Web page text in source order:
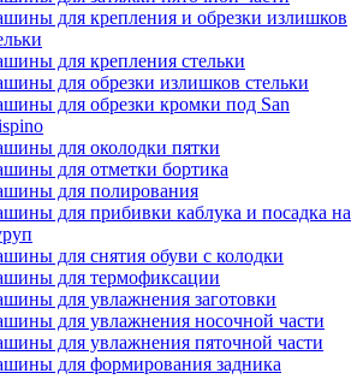
для крепления и обрезки излишков
для крепления стельки
для обрезки излишков стельки
для обрезки кромки под San
для околодки пятки
для отметки бортика
для полирования
для прибивки каблука и посадка на
для снятия обуви с колодки
для термофиксации
для увлажнения заготовки
для увлажнения носочной части
для увлажнения пяточной части
для формирования задника